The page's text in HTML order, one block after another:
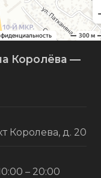
Королёва —
Королева, д. 20
– 20:00